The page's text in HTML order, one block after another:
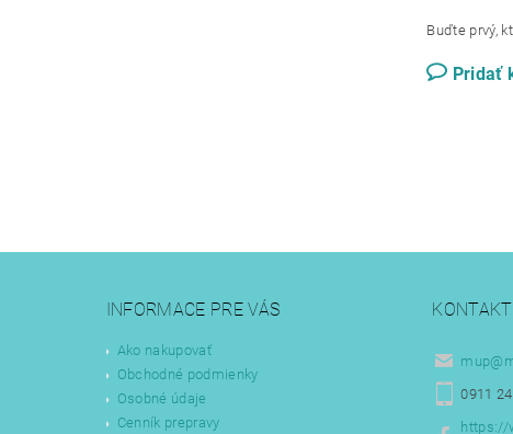
Buďte prvý,
Pridať
INFORMACE PRE VÁS
Ako nakupovať
Obchodné podmienky
Osobné údaje
Cenník prepravy
KONTAKT
mup@
0911
https://